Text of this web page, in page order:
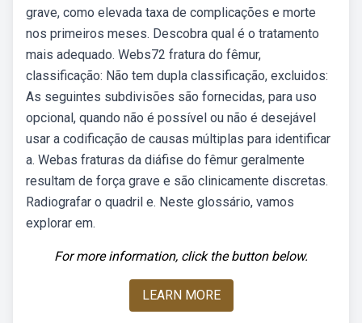
grave, como elevada taxa de complicações e morte
nos primeiros meses. Descobra qual é o tratamento
mais adequado. Webs72 fratura do fêmur,
classificação: Não tem dupla classificação, excluidos:
As seguintes subdivisões são fornecidas, para uso
opcional, quando não é possível ou não é desejável
usar a codificação de causas múltiplas para identificar
a. Webas fraturas da diáfise do fêmur geralmente
resultam de força grave e são clinicamente discretas.
Radiografar o quadril e. Neste glossário, vamos
explorar em.
For more information, click the button below.
LEARN MORE